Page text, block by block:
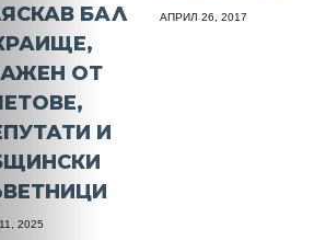
БАЛ
ОТ
И
2025
АПРИЛ 26, 2017